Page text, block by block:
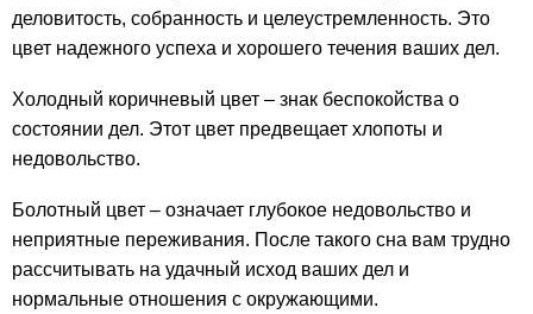
деловитость, собранность и целеустремленность. Это
цвет надежного успеха и хорошего течения ваших дел.
Холодный коричневый цвет – знак беспокойства о
состоянии дел. Этот цвет предвещает хлопоты и
недовольство.
Болотный цвет – означает глубокое недовольство и
неприятные переживания. После такого сна вам трудно
рассчитывать на удачный исход ваших дел и
нормальные отношения с окружающими.